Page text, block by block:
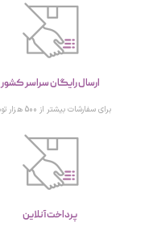
ارسال رایگان سراسر کشور
برای سفارشات بیشتر از 500 هزار تومان
پرداخت آنلاین